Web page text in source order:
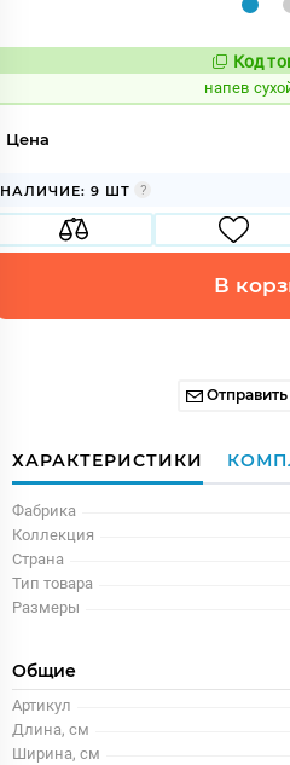
Код
напев
Цена
НАЛИЧИЕ: 9 ШТ
В
Отправить
ХАРАКТЕРИСТИКИ
Фабрика
Коллекция
Страна
Тип товара
Размеры
Общие
Артикул
Длина, см
Ширина, см